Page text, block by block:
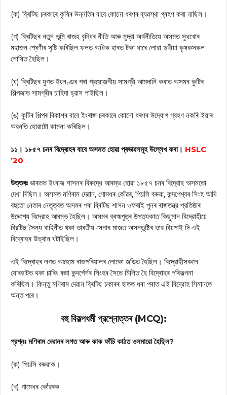
(ক) ব্ৰিটিছ চৰকাৰে কৃষিৰ উন্নতিৰ বাবে কোনো ধৰণৰ ব্যৱস্থা গ্ৰহণ কৰা নাছিল।
(গ) ব্ৰিটিছৰ নতুন ভূমি ৰাজহ বৃদ্ধিৰ নীতি আৰু মুদ্রা অর্থনীতিয়ে অসমত সুধখোৰ
মহাজন শ্ৰেণীৰ সৃষ্টি কৰিছিল ফলত অধিক হাৰত টকা ধাৰে লোৱা দুখীয়া কৃষকসকল
শোষিত হৈছিল।
(ঘ) ব্ৰিটিছৰ যুগত ইংলণ্ডৰ পৰা প্রয়োজনীয় সামগ্রী আমদানি কৰাত অসমৰ কুটিৰ
শিল্পজাত সামগ্ৰীৰ চাহিদা হ্রাস পাইছিল।
(ঙ) কুটিৰ শিল্পৰ বিকাশৰ বাবে ইংৰাজ চৰকাৰে কোনো ধৰণৰ উদ্যোগ গ্রহণ নকৰি ইয়াৰ
অৱনতি হোৱাটো কামনা কৰিছিল।
১১। ১৮৫৭ চনৰ বিদ্ৰোহৰ বাবে অসমত হোৱা প্ৰভাৱসমূহ উল্লেখ কৰা। HSLC
’20
উত্তৰঃ ভাৰতত ইংৰাজ শাসনৰ বিৰুদ্ধে আৰম্ভ হোৱা ১৮৫৭ চনৰ বিদ্রোহ অসমতো
দেখা দিছিল। অসমত মণিৰাম দেৱান, গোমধৰ কোঁৱৰ, পিয়লি বৰুৱা, কন্দপেশ্বৰ সিংহ আদি
বহুতো নেতাৰ নেতৃত্বত অসমৰ পৰা ব্ৰিটিছ শাসন ওফৰাই পুনৰ ৰাজতন্ত্র প্রতিষ্ঠাৰ
উদ্দেশ্যে বিদ্রোহ আৰম্ভ হৈছিল। অসমৰ ব্ৰহ্মপুত্ৰ উপত্যকাত কিছুমান বিদ্রোহীয়ে
ব্রিটিছ সৈন্য বাহিনীত থকা ভাৰতীয় সেনাৰ মাজত অসন্তুষ্টিৰ ভাৱ বিয়পাই দি এই
বিদ্ৰোহৰ উত্থান ঘটাইছিল।
এই বিদ্ৰোহৰ লগত আহোম ৰাজপৰিয়ালৰ লোকো জড়িত হৈছিল। বিদ্রোহীসকলে
যোৰহাটত থকা চাৰিং ৰজা কন্দৰ্পেৰ্শৰ সিংহৰ সৈতে মিলিত হৈ বিদ্ৰোহৰ পৰিকল্পনা
কৰিছিল। কিন্তু মণিৰাম দেৱান ব্ৰিটিছ চকাৰৰ হাতত ধৰা পৰাত এই বিদ্রোহ সিমানতে
অন্ত পৰে।
বহু বিকল্পধর্মী প্রশ্নোত্তৰ (MCQ):
প্রশ্নঃ মণিৰাম দেৱানৰ লগত আৰু কাক ফাঁচি কাঠত ওলমাৱো হৈছিল?
(ক) পিয়লি বৰুৱাক।
(খ) গামেধৰ কোঁৱৰক